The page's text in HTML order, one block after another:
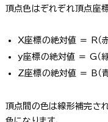
頂点色はぞれぞれ頂点座
X座標の絶対値 = R（赤
y座標の絶対値 = G（緑
Z座標の絶対値 = B（青
頂点間の色は線形補完さ